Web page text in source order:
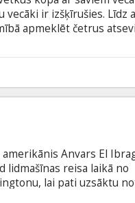
vecāki ir izšķīrušies. Līdz
apmeklēt četrus
Voight, Robert Duvall,
valodā ar subtitriem
Anvars El
lidmašīnas reisa laikā no
lai pati uzsāktu